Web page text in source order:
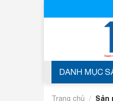
to
DANH MỤC
Trang chủ / Sản